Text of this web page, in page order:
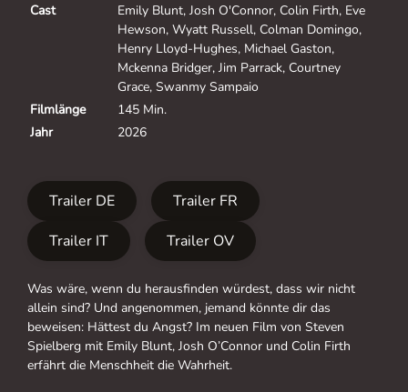
Cast
Emily Blunt, Josh O'Connor, Colin Firth, Eve
Hewson, Wyatt Russell, Colman Domingo,
Henry Lloyd-Hughes, Michael Gaston,
Mckenna Bridger, Jim Parrack, Courtney
Grace, Swanmy Sampaio
Filmlänge
145 Min.
Jahr
2026
Trailer DE
Trailer FR
Trailer IT
Trailer OV
Was wäre, wenn du herausfinden würdest, dass wir nicht
allein sind? Und angenommen, jemand könnte dir das
beweisen: Hättest du Angst? Im neuen Film von Steven
Spielberg mit Emily Blunt, Josh O’Connor und Colin Firth
erfährt die Menschheit die Wahrheit.